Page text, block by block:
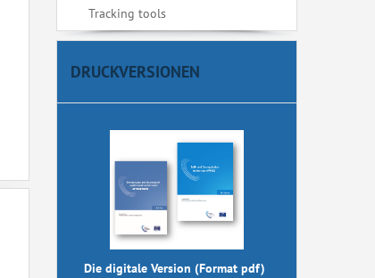
Tracking tools
DRUCKVERSIONEN
Die digitale Version (Format pdf)